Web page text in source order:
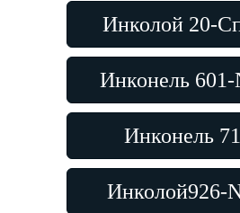
Инколой 20-
Инконель 601-
Инконель
Инколой926-